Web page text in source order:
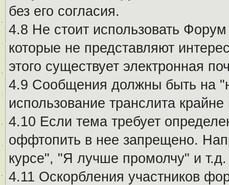
без его согласия.
4.8 Не стоит использовать
которые не представляют
этого существует электронная
4.9 Сообщения должны быть на
использование транслита
4.10 Если тема требует
оффтопить в нее запрещено.
курсе", "Я лучше промолчу" и
4.11 Оскорбления участников